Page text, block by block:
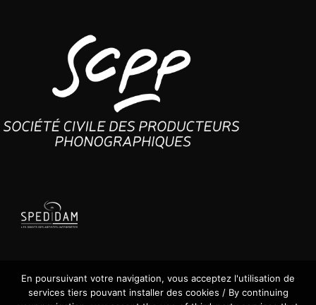
En poursuivant votre navigation, vous acceptez l'utilisation de
services tiers pouvant installer des cookies / By continuing